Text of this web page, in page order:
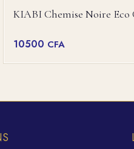
KIABI Chemise Noire Eco
10500 CFA